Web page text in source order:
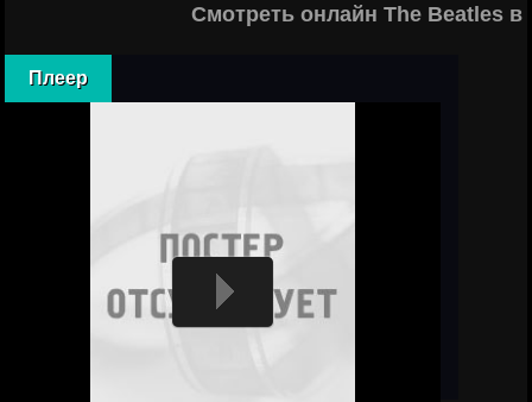
Смотреть онлайн The Beatles
Плеер